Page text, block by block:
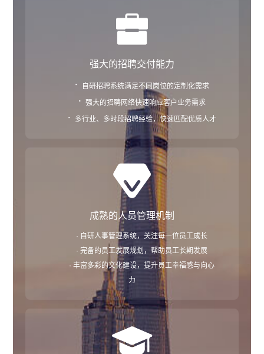
强大的招聘交付能力
· 自研招聘系统满足不同岗位的定制化需求
· 强大的招聘网络快速响应客户业务需求
· 多行业、多时段招聘经验，快速匹配优质人才
成熟的人员管理机制
· 自研人事管理系统，关注每一位员工成长
· 完备的员工发展规划，帮助员工长期发展
· 丰富多彩的文化建设，提升员工幸福感与向心
力